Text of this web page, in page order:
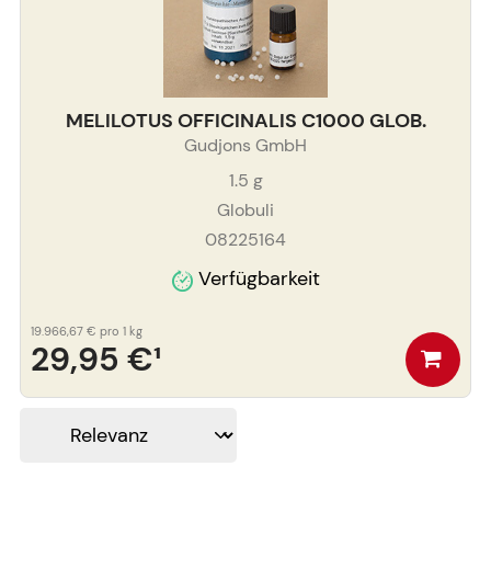
MELILOTUS OFFICINALIS C1000 GLOB.
Gudjons GmbH
1.5 g
Globuli
08225164
Verfügbarkeit
29,95 €¹
19.966,67 € pro 1 kg